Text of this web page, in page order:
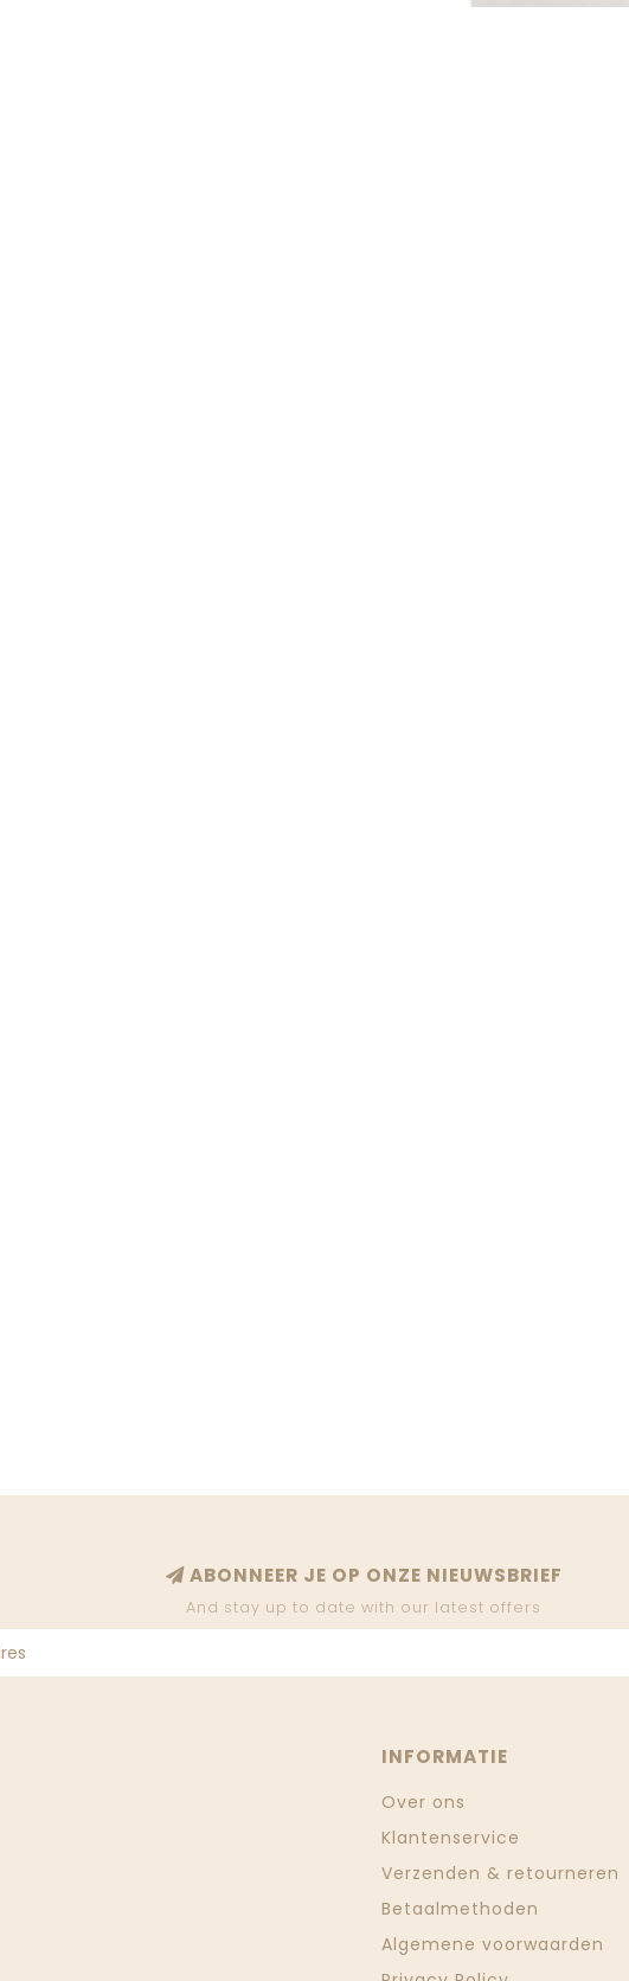
ABONNEER JE OP ONZE NIEUWSBRIEF
And stay up to date with our latest offers
INFORMATIE
Over ons
Klantenservice
Verzenden & retourneren
Betaalmethoden
Algemene voorwaarden